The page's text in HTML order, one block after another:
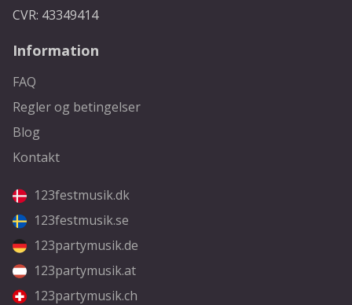
CVR: 43349414
Information
FAQ
Regler og betingelser
Blog
Kontakt
123festmusik.dk
123festmusik.se
123partymusik.de
123partymusik.at
123partymusik.ch